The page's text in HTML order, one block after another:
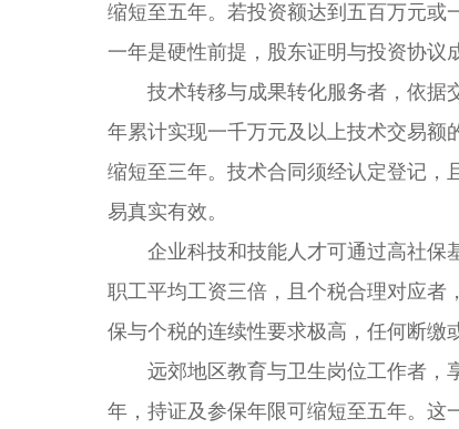
缩短至五年。若投资额达到五百万元或
一年是硬性前提，股东证明与投资协议
技术转移与成果转化服务者，依据
年累计实现一千万元及以上技术交易额
缩短至三年。技术合同须经认定登记，
易真实有效。
企业科技和技能人才可通过高社保
职工平均工资三倍，且个税合理对应者
保与个税的连续性要求极高，任何断缴
远郊地区教育与卫生岗位工作者，
年，持证及参保年限可缩短至五年。这